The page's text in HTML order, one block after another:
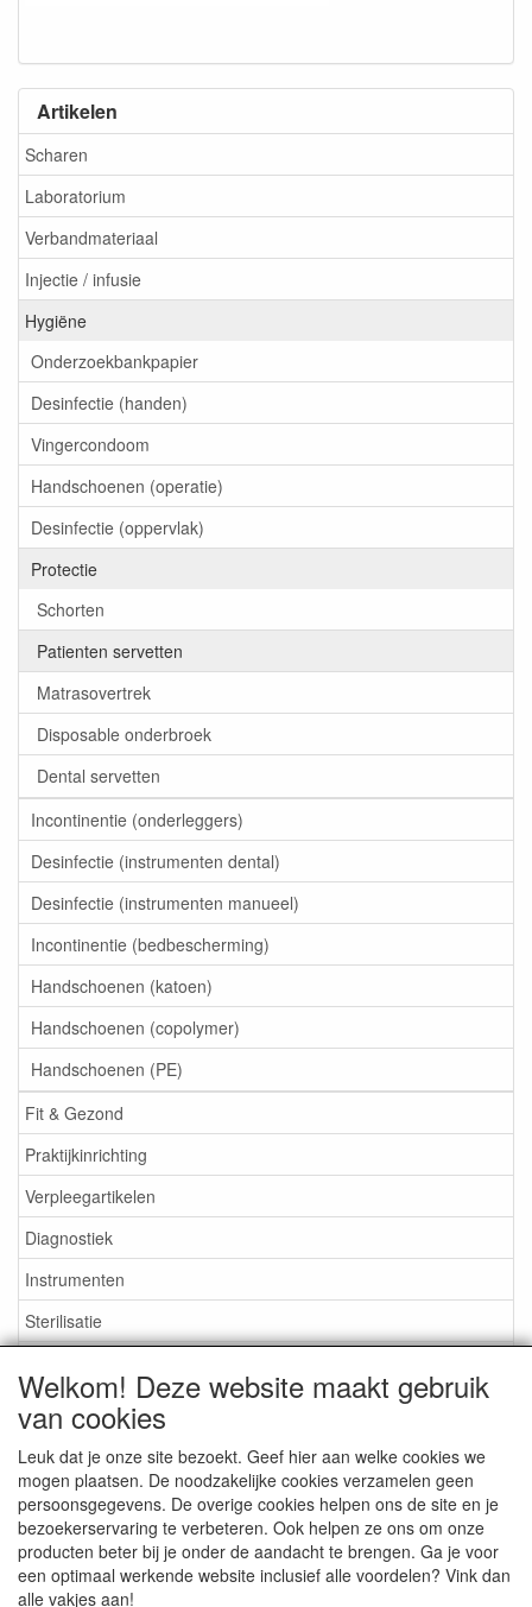
Artikelen
Scharen
Laboratorium
Verbandmateriaal
Injectie / infusie
Hygiëne
Onderzoekbankpapier
Desinfectie (handen)
Vingercondoom
Handschoenen (operatie)
Desinfectie (oppervlak)
Protectie
Schorten
Patienten servetten
Matrasovertrek
Disposable onderbroek
Dental servetten
Incontinentie (onderleggers)
Desinfectie (instrumenten dental)
Desinfectie (instrumenten manueel)
Incontinentie (bedbescherming)
Handschoenen (katoen)
Handschoenen (copolymer)
Handschoenen (PE)
Fit & Gezond
Praktijkinrichting
Verpleegartikelen
Diagnostiek
Instrumenten
Sterilisatie
Aktieartikelen
Medisan Trading te Alblasserdam. Alle genoemde prijzen zijn
inclusief BTW enexclusief verzendkostentenzij anders
aangegeven.
Welkom! Deze website maakt gebruik
van cookies
Leuk dat je onze site bezoekt. Geef hier aan welke cookies we
mogen plaatsen. De noodzakelijke cookies verzamelen geen
persoonsgegevens. De overige cookies helpen ons de site en je
bezoekerservaring te verbeteren. Ook helpen ze ons om onze
producten beter bij je onder de aandacht te brengen. Ga je voor
een optimaal werkende website inclusief alle voordelen? Vink dan
alle vakjes aan!